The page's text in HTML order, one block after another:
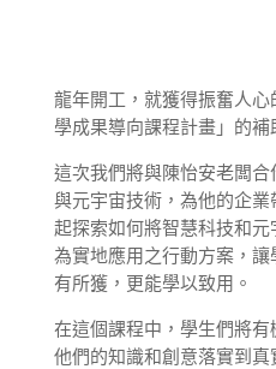
龍年開工，就獲得振奮人
學成果導向課程計畫」的補
這次我們將與陳怡安老闆
與元宇宙技術，為他的企
起探索如何將智慧科技和
為實地應用之行動方案，
有所獲，更能學以致用。
在這個課程中，學生們將
他們的知識和創意落實到